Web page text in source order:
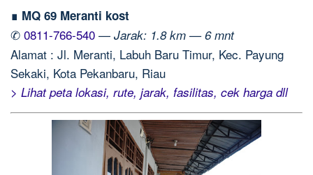
∎ MQ 69 Meranti kost
✆ 0811-766-540 — Jarak: 1.8 km — 6 mnt
Alamat : Jl. Meranti, Labuh Baru Timur, Kec. Payung
Sekaki, Kota Pekanbaru, Riau
> Lihat peta lokasi, rute, jarak, fasilitas, cek harga dll